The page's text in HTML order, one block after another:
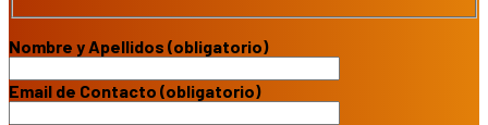
Nombre y Apellidos (obligatorio)
Email de Contacto (obligatorio)